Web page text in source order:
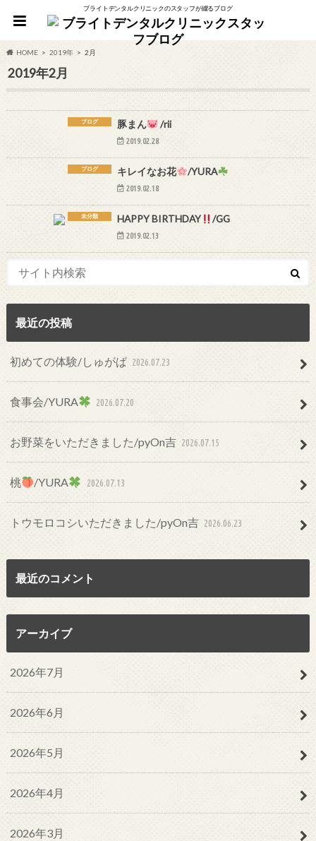
ブライトデンタルクリニックのスタッフが綴るブログ
HOME 2019年 2月
2019年2月
ブログ 豚まん /rii
2019.02.28
ブログ キレイなお花 /YURA
2019.02.18
未分類 HAPPY BIRTHDAY /GG
2019.02.13
最近の投稿
初めての体験/しゅがぱ 2026.07.23
食事会/YURA 2026.07.20
お野菜をいただきました/pyOn吉 2026.07.15
桃 /YURA 2026.07.13
トウモロコシいただきました/pyOn吉 2026.06.23
最近のコメント
アーカイブ
2026年7月
2026年6月
2026年5月
2026年4月
2026年3月